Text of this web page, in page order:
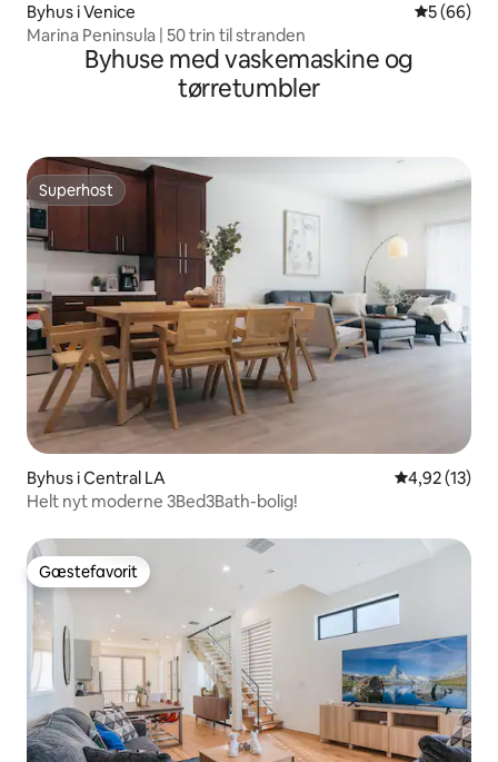
Byhus i Venice 5 ud af 5 i
5 (66)
Marina Peninsula | 50 trin til stranden
Byhuse med vaskemaskine og
tørretumbler
Superhost
Superhost
Byhus i Central LA 4,92 ud af 5
4,92 (13)
Helt nyt moderne 3Bed3Bath-bolig!
Gæstefavorit
Gæstefavorit